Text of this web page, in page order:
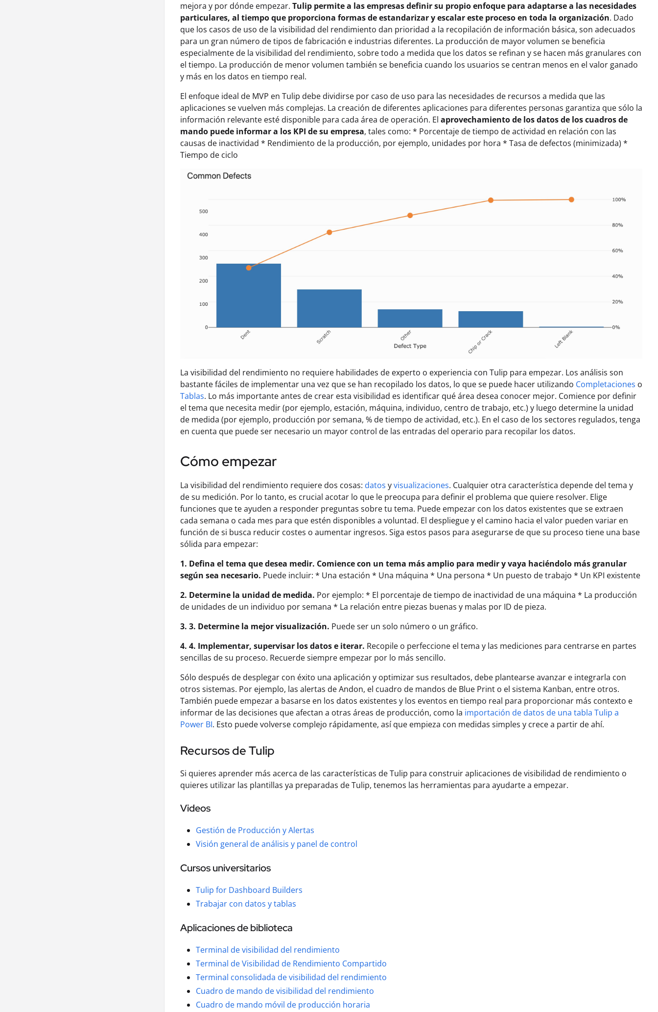
mejora y por dónde empezar. Tulip permite a las empresas definir su propio enfoque para adaptarse a las necesidades
particulares, al tiempo que proporciona formas de estandarizar y escalar este proceso en toda la organización. Dado
que los casos de uso de la visibilidad del rendimiento dan prioridad a la recopilación de información básica, son adecuados
para un gran número de tipos de fabricación e industrias diferentes. La producción de mayor volumen se beneficia
especialmente de la visibilidad del rendimiento, sobre todo a medida que los datos se refinan y se hacen más granulares con
el tiempo. La producción de menor volumen también se beneficia cuando los usuarios se centran menos en el valor ganado
y más en los datos en tiempo real.
El enfoque ideal de MVP en Tulip debe dividirse por caso de uso para las necesidades de recursos a medida que las
aplicaciones se vuelven más complejas. La creación de diferentes aplicaciones para diferentes personas garantiza que sólo la
información relevante esté disponible para cada área de operación. El aprovechamiento de los datos de los cuadros de
mando puede informar a los KPI de su empresa, tales como: * Porcentaje de tiempo de actividad en relación con las
causas de inactividad * Rendimiento de la producción, por ejemplo, unidades por hora * Tasa de defectos (minimizada) *
Tiempo de ciclo
La visibilidad del rendimiento no requiere habilidades de experto o experiencia con Tulip para empezar. Los análisis son
bastante fáciles de implementar una vez que se han recopilado los datos, lo que se puede hacer utilizando Completaciones o
Tablas. Lo más importante antes de crear esta visibilidad es identificar qué área desea conocer mejor. Comience por definir
el tema que necesita medir (por ejemplo, estación, máquina, individuo, centro de trabajo, etc.) y luego determine la unidad
de medida (por ejemplo, producción por semana, % de tiempo de actividad, etc.). En el caso de los sectores regulados, tenga
en cuenta que puede ser necesario un mayor control de las entradas del operario para recopilar los datos.
Cómo empezar
La visibilidad del rendimiento requiere dos cosas: datos yvisualizaciones. Cualquier otra característica depende del tema y
de su medición. Por lo tanto, es crucial acotar lo que le preocupa para definir el problema que quiere resolver. Elige
funciones que te ayuden a responder preguntas sobre tu tema. Puede empezar con los datos existentes que se extraen
cada semana o cada mes para que estén disponibles a voluntad. El despliegue y el camino hacia el valor pueden variar en
función de si busca reducir costes o aumentar ingresos. Siga estos pasos para asegurarse de que su proceso tiene una base
sólida para empezar:
1. Defina el tema que desea medir. Comience con un tema más amplio para medir y vaya haciéndolo más granular
según sea necesario. Puede incluir: * Una estación * Una máquina * Una persona * Un puesto de trabajo * Un KPI existente
2. Determine la unidad de medida. Por ejemplo: * El porcentaje de tiempo de inactividad de una máquina * La producción
de unidades de un individuo por semana * La relación entre piezas buenas y malas por ID de pieza.
3. 3. Determine la mejor visualización. Puede ser un solo número o un gráfico.
4. 4. Implementar, supervisar los datos e iterar. Recopile o perfeccione el tema y las mediciones para centrarse en partes
sencillas de su proceso. Recuerde siempre empezar por lo más sencillo.
Sólo después de desplegar con éxito una aplicación y optimizar sus resultados, debe plantearse avanzar e integrarla con
otros sistemas. Por ejemplo, las alertas de Andon, el cuadro de mandos de Blue Print o el sistema Kanban, entre otros.
También puede empezar a basarse en los datos existentes y los eventos en tiempo real para proporcionar más contexto e
informar de las decisiones que afectan a otras áreas de producción, como la importación de datos de una tabla Tulip a
Power BI. Esto puede volverse complejo rápidamente, así que empieza con medidas simples y crece a partir de ahí.
Recursos de Tulip
Si quieres aprender más acerca de las características de Tulip para construir aplicaciones de visibilidad de rendimiento o
quieres utilizar las plantillas ya preparadas de Tulip, tenemos las herramientas para ayudarte a empezar.
Videos
Gestión de Producción y Alertas
Visión general de análisis y panel de control
Cursos universitarios
Tulip for Dashboard Builders
Trabajar con datos y tablas
Aplicaciones de biblioteca
Terminal de visibilidad del rendimiento
Terminal de Visibilidad de Rendimiento Compartido
Terminal consolidada de visibilidad del rendimiento
Cuadro de mando de visibilidad del rendimiento
Cuadro de mando móvil de producción horaria